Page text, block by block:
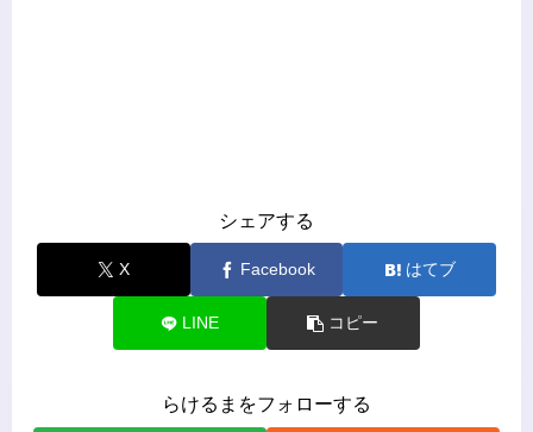
シェアする
X Facebook はてブ
LINE コピー
らけるまをフォローする